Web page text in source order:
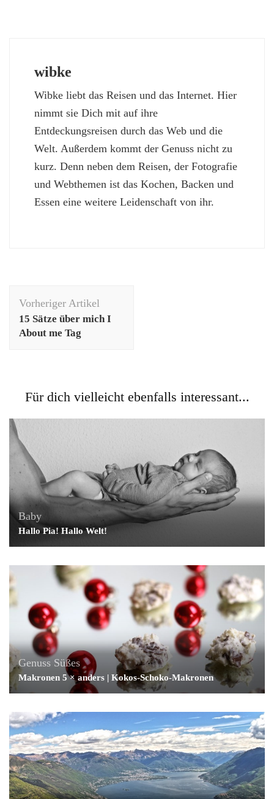
wibke
Wibke liebt das Reisen und das Internet. Hier
nimmt sie Dich mit auf ihre
Entdeckungsreisen durch das Web und die
Welt. Außerdem kommt der Genuss nicht zu
kurz. Denn neben dem Reisen, der Fotografie
und Webthemen ist das Kochen, Backen und
Essen eine weitere Leidenschaft von ihr.
Vorheriger Artikel
15 Sätze über mich Ι
About me Tag
Für dich vielleicht ebenfalls interessant...
Baby
Hallo Pia! Hallo Welt!
Genuss Süßes
Makronen 5 × anders | Kokos-Schoko-Makronen